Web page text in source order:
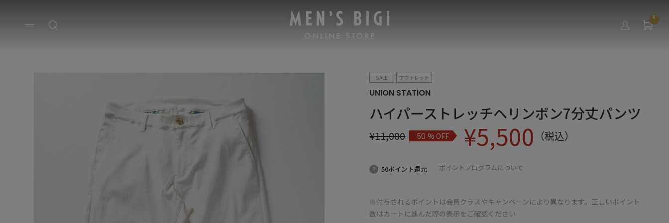
0
SALE アウトレット
UNION STATION
ハイパーストレッチヘリンボン7分丈パンツ
¥11,000 50% OFF ¥5,500 （税込）
50ポイント還元 ポイントプログラムについて
※付与されるポイントは会員クラスやキャンペーンにより異なります。正しいポイント
数はカートに進んだ際の表示をご確認ください